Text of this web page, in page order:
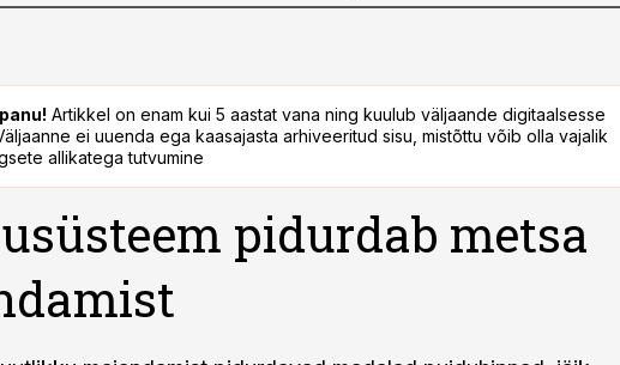
Artikkel on enam kui 5 aastat vana ning kuulub väljaande digitaalsesse
ei uuenda ega kaasajasta arhiveeritud sisu, mistõttu võib olla vajalik
allikatega tutvumine
pidurdab metsa